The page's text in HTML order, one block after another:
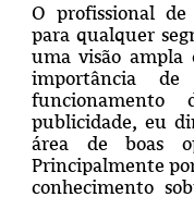
O profissional de
para qualquer
uma visão ampla
importância
funcionamento
publicidade, eu
área de boas
Principalmente
conhecimento